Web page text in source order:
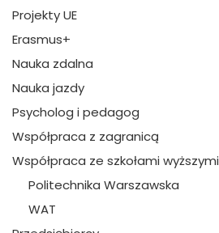
Projekty UE
Erasmus+
Nauka zdalna
Nauka jazdy
Psycholog i pedagog
Współpraca z zagranicą
Współpraca ze szkołami wyższymi
Politechnika Warszawska
WAT